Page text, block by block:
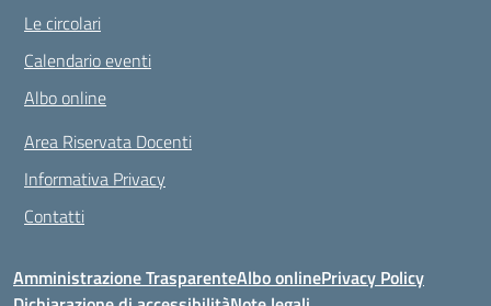
Le circolari
Calendario eventi
Albo online
Area Riservata Docenti
Informativa Privacy
Contatti
Amministrazione TrasparenteAlbo onlinePrivacy Policy